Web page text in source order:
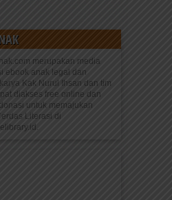
merupakan media
ebook anak legal dan
Kak Nurul Ihsan dan tim
diakses free online dan
untuk memajukan
Literasi di